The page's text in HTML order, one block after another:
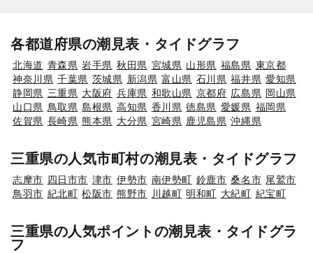
各都道府県の潮見表・タイドグラフ
北海道 青森県 岩手県 秋田県 宮城県 山形県 福島県 東京都
神奈川県 千葉県 茨城県 新潟県 富山県 石川県 福井県 愛知県
静岡県 三重県 大阪府 兵庫県 和歌山県 京都府 広島県 岡山県
山口県 鳥取県 島根県 高知県 香川県 徳島県 愛媛県 福岡県
佐賀県 長崎県 熊本県 大分県 宮崎県 鹿児島県 沖縄県
三重県の人気市町村の潮見表・タイドグラフ
志摩市 四日市市 津市 伊勢市 南伊勢町 鈴鹿市 桑名市 尾鷲市
鳥羽市 紀北町 松阪市 熊野市 川越町 明和町 大紀町 紀宝町
三重県の人気ポイントの潮見表・タイドグラ
フ